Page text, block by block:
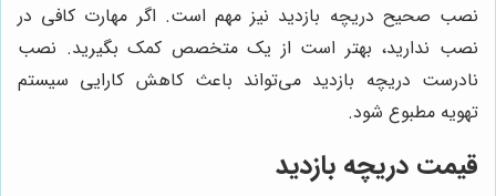
نصب صحیح دریچه بازدید نیز مهم است. اگر مهارت کافی در
نصب ندارید، بهتر است از یک متخصص کمک بگیرید. نصب
نادرست دریچه بازدید می‌تواند باعث کاهش کارایی سیستم
تهویه مطبوع شود.
قیمت دریچه بازدید